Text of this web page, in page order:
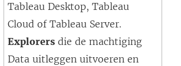
Tableau Desktop, Tableau
Cloud of Tableau Server.
Explorers die de machtiging
Data uitleggen uitvoeren en